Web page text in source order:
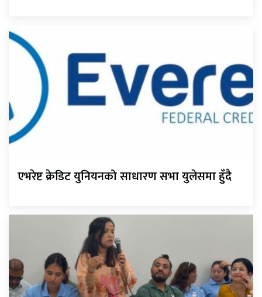
एभरेष्ट क्रेडिट युनियनको साधारण सभा युलेसमा हुँदै